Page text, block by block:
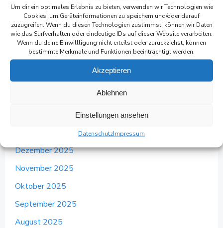
Um dir ein optimales Erlebnis zu bieten, verwenden wir Technologien wie
Cookies, um Geräteinformationen zu speichern und/oder darauf
zuzugreifen. Wenn du diesen Technologien zustimmst, können wir Daten
wie das Surfverhalten oder eindeutige IDs auf dieser Website verarbeiten.
Wenn du deine Einwillligung nicht erteilst oder zurückziehst, können
bestimmte Merkmale und Funktionen beeinträchtigt werden.
Akzeptieren
Ablehnen
Einstellungen ansehen
DatenschutzImpressum
ARCHIVE
Juni 2026
Mai 2026
Dezember 2025
November 2025
Oktober 2025
September 2025
August 2025